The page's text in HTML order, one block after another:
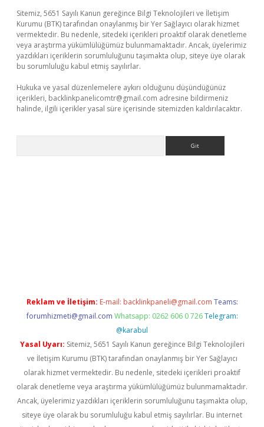
Sitemiz, 5651 Sayılı Kanun gereğince Bilgi Teknolojileri ve İletişim
Kurumu (BTK) tarafından onaylanmış bir Yer Sağlayıcı olarak hizmet
vermektedir. Bu nedenle, sitedeki içerikleri proaktif olarak denetleme
veya araştırma yükümlülüğümüz bulunmamaktadır. Ancak, üyelerimiz
yazdıkları içeriklerin sorumluluğunu taşımakta olup, siteye üye olarak
bu sorumluluğu kabul etmiş sayılırlar.
Hukuka ve yasal düzenlemelere aykırı olduğunu düşündüğünüz
içerikleri, backlinkpanelicomtr@gmail.com adresine bildirmeniz
halinde, ilgili içerikler yasal süre içerisinde sitemizden kaldırılacaktır.
Reklam ve İletişim: E-mail: backlinkpaneli@gmail.com Teams:
forumhizmeti@gmail.com Whatsapp: 0262 606 0 726 Telegram:
@karabul
Yasal Uyarı: Sitemiz, 5651 Sayılı Kanun gereğince Bilgi Teknolojileri
ve İletişim Kurumu (BTK) tarafından onaylanmış bir Yer Sağlayıcı
olarak hizmet vermektedir. Bu nedenle, sitedeki içerikleri proaktif
olarak denetleme veya araştırma yükümlülüğümüz bulunmamaktadır.
Ancak, üyelerimiz yazdıkları içeriklerin sorumluluğunu taşımakta olup,
siteye üye olarak bu sorumluluğu kabul etmiş sayılırlar. Bu internet